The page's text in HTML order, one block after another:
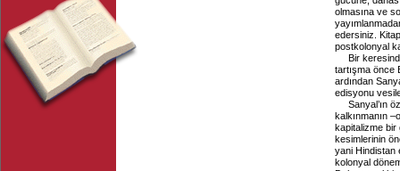
olmasına ve
edersiniz.
postkolonyal
Bir
tartışma önce
ardından
edisyonu
Sanyal’ın
kalkınmanın
kapitalizme bir
kesimlerinin
yani Hindistan
kolonyal